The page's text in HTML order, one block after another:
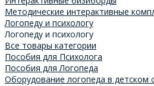
Методические интерактивные
Логопеду и психологу
Логопеду и психологу
Все товары категории
Пособия для Психолога
Пособия для Логопеда
Оборудование логопеда в детском